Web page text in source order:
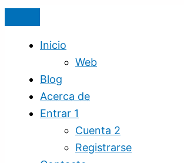
Ir
al
contenido
Inicio
Web
Blog
Acerca de
Entrar 1
Cuenta 2
Registrarse